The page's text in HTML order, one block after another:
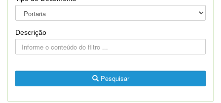
Descrição
Pesquisar